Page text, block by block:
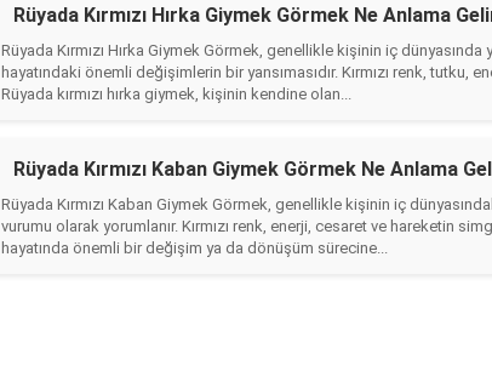
Rüyada Kırmızı Hırka Giymek Görmek Ne Anlama
Rüyada Kırmızı Hırka Giymek Görmek, genellikle kişinin iç dünyasında
hayatındaki önemli değişimlerin bir yansımasıdır. Kırmızı renk, tutku,
Rüyada kırmızı hırka giymek, kişinin kendine olan...
Rüyada Kırmızı Kaban Giymek Görmek Ne Anlama
Rüyada Kırmızı Kaban Giymek Görmek, genellikle kişinin iç
vurumu olarak yorumlanır. Kırmızı renk, enerji, cesaret ve hareketin
hayatında önemli bir değişim ya da dönüşüm sürecine...